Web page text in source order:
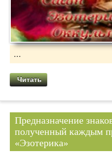
...
Читать
Предназначение
полученный каждым
«Эзотерика»